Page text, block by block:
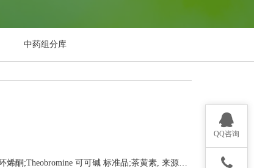
中药组分库
酮;Theobromine 可可碱 标准品;茶黄素, 来源于
QQ咨询